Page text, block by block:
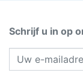
Schrijf u in op